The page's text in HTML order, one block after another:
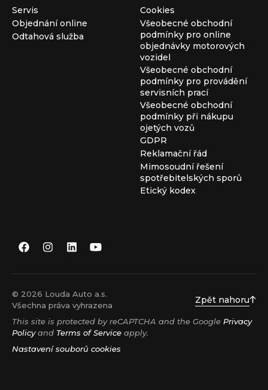
Servis
Objednání online
Odtahová služba
Cookies
Všeobecné obchodní
podmínky pro online
objednávky motorových
vozidel
Všeobecné obchodní
podmínky pro provádění
servisních prací
Všeobecné obchodní
podmínky při nákupu
ojetých vozů
GDPR
Reklamační řád
Mimosoudní řešení
spotřebitelských sporů
Etický kodex
© 2026 Louda Auto a.s.
Všechna práva vyhrazena
Zpět nahoru
This site is protected by reCAPTCHA and the Google Privacy
Policyand Terms of Service apply.
Nastavení souborů cookies